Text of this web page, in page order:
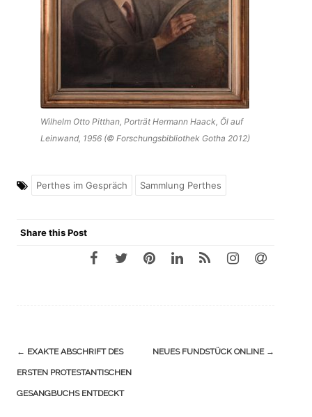
Wilhelm Otto Pitthan, Porträt Hermann Haack, Öl auf
Leinwand, 1956 (© Forschungsbibliothek Gotha 2012)
Perthes im Gespräch Sammlung Perthes
Share this Post
Navigation
(Beiträge)
← EXAKTE ABSCHRIFT DES
ERSTEN PROTESTANTISCHEN
GESANGBUCHS ENTDECKT
NEUES FUNDSTÜCK ONLINE →